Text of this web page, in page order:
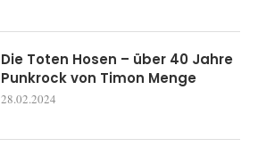
Die Toten Hosen – über 40 Jahre
Punkrock von Timon Menge
28.02.2024